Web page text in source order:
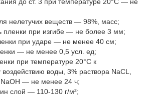
нелетучих веществ — 98%, масс;
пленки при изгибе — не более 3 мм;
при ударе — не менее 40 см;
— не менее 0,5 усл. ед;
при температуре 20°C к
воздействию воды, 3% раствора NaCL,
NaOH — не менее 24 ч;
слой — 110-130 г/м²;